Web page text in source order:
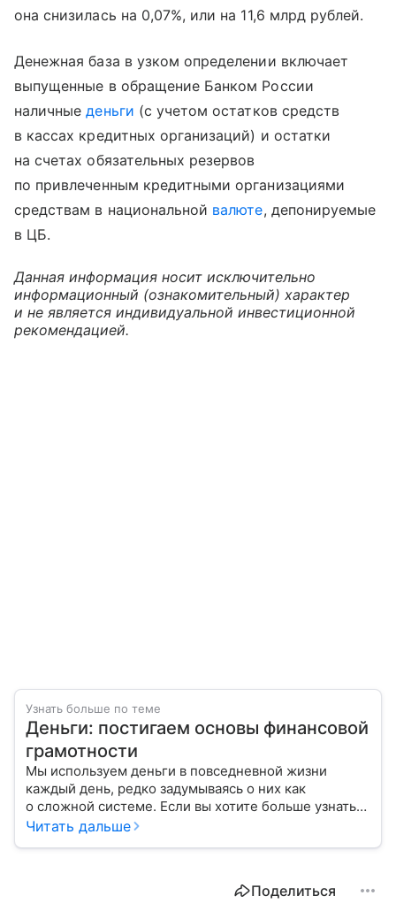
она снизилась на 0,07%, или на 11,6 млрд рублей.
Денежная база в узком определении включает
выпущенные в обращение Банком России
наличныеденьги (с учетом остатков средств
в кассах кредитных организаций) и остатки
на счетах обязательных резервов
по привлеченным кредитными организациями
средствам в национальной валюте, депонируемые
в ЦБ.
Данная информация носит исключительно
информационный (ознакомительный) характер
и не является индивидуальной инвестиционной
рекомендацией.
Узнать больше по теме
Деньги: постигаем основы финансовой
грамотности
Мы используем деньги в повседневной жизни
каждый день, редко задумываясь о них как
о сложной системе. Если вы хотите больше узнать
об этом финансовом инструменте и его функциях,
Читать дальше
Поделиться